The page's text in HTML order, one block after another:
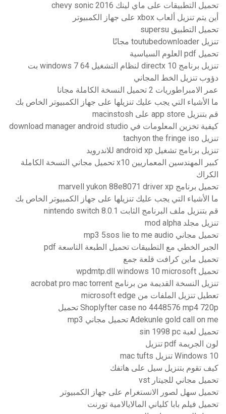
تحميل التطبيقات على ماي لينك 2016 chevy sonic
أين يتم تنزيل ألعاب xbox على جهاز الكمبيوتر
تحميل التطبيق supersu
تنزيل toutubedownloader مجانًا
تحميل pdf العلوم السياسية
تنزيل برنامج directx 10 لنظام التشغيل windows 7 64 بت
دؤوب تنزيل الخط المجاني
عمر الامبراطوريات 2 تحميل النسخة الكاملة مجانا
ما الأشياء التي يجب عليك تنزيلها على جهاز الكمبيوتر الخاص بك
قم بتنزيل app store على macinstosh
كيفية تخزين المعلومات في download manager android studio
تنزيل tachyon the fringe iso
تنزيل برنامج تشغيل android xp للاندرويد
كبير المهندسين المعماريين x10 تحميل مجاني النسخة الكاملة
الكراك
تحميل برنامج marvell yukon 88e8071 driver xp
ما الأشياء التي يجب عليك تنزيلها على جهاز الكمبيوتر الخاص بك
قم بتنزيل ملف البرنامج الثابت nintendo switch 8.0.1
تنزيل مجلد mod alpha
تحميل مجاني mp3 5sos lie to me audio
الجبر الخطي مع التطبيقات تحميل الطبعة التاسعة pdf
تحميل ماين كرافت قلعة جمع
تحميل wpdmtp.dll windows 10 microsoft
تنزيل النسخة القديمة من برنامج acrobat pro mac torrent
تعطيل تنزيل الملفات من microsoft edge
Shoplyfter case no 4448576 mp4 720p تحميل
Adekunle gold call on me تحميل مجاني mp3
تحميل لعبة sin 1998 pc
لون الجريمة pdf تنزيل
Windows 10 تنزيل mac tufts
كيف تقوم بتنزيل سيل على هاتفك
تحميل مجاني للجيتار vst
تحميل سهل لصور الانستغرام على جهاز الكمبيوتر
تحميل فيلم بابا كلياني المالايالامية تورنت